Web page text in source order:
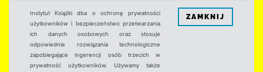
Instytut Książki dba o ochronę prywatności
użytkowników i bezpieczeństwo przetwarzania
ich danych osobowych oraz stosuje
odpowiednie rozwiązania technologiczne
zapobiegające ingerencji osób trzecich w
prywatność użytkowników. Używamy także
ZAMKNIJ